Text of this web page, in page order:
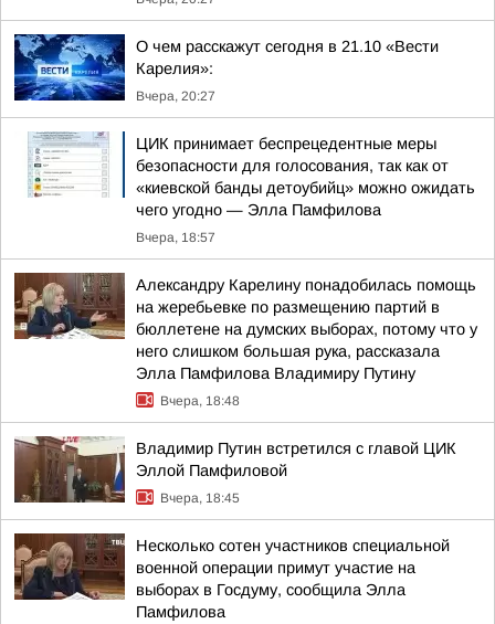
О чем расскажут сегодня в 21.10 «Вести
Карелия»:
Вчера, 20:27
ЦИК принимает беспрецедентные меры
безопасности для голосования, так как от
«киевской банды детоубийц» можно ожидать
чего угодно — Элла Памфилова
Вчера, 18:57
Александру Карелину понадобилась помощь
на жеребьевке по размещению партий в
бюллетене на думских выборах, потому что у
него слишком большая рука, рассказала
Элла Памфилова Владимиру Путину
Вчера, 18:48
Владимир Путин встретился с главой ЦИК
Эллой Памфиловой
Вчера, 18:45
Несколько сотен участников специальной
военной операции примут участие на
выборах в Госдуму, сообщила Элла
Памфилова